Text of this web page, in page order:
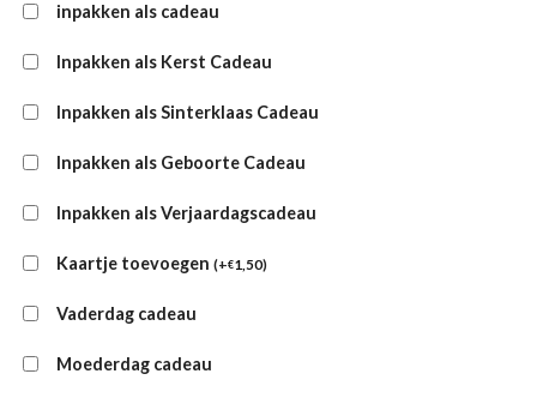
inpakken als cadeau
Inpakken als Kerst Cadeau
Inpakken als Sinterklaas Cadeau
Inpakken als Geboorte Cadeau
Inpakken als Verjaardagscadeau
Kaartje toevoegen (+€1,50)
Vaderdag cadeau
Moederdag cadeau